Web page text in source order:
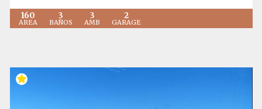
160
AREA
3
BAÑOS
3
AMB
2
GARAGE